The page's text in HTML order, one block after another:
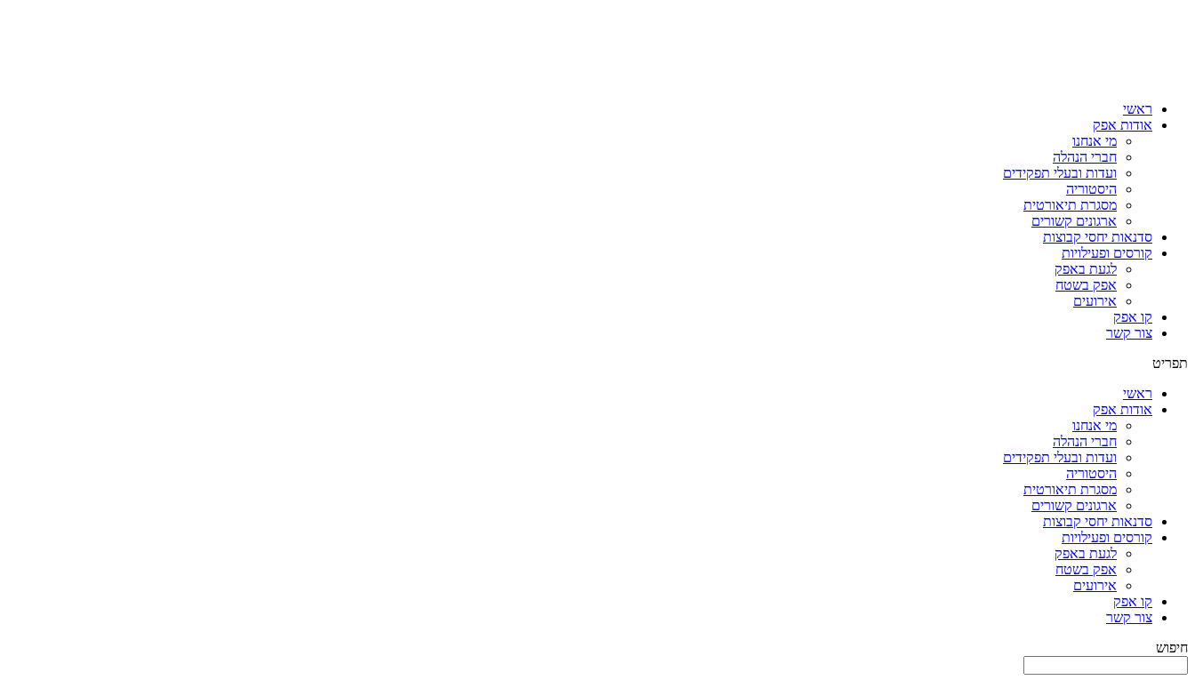
ראשי
אודות אפק
מי אנחנו
חברי הנהלה
ועדות ובעלי תפקידים
היסטוריה
מסגרת תיאורטית
ארגונים קשורים
סדנאות יחסי קבוצות
קורסים ופעילויות
לגעת באפק
אפק בשטח
אירועים
קו אפק
צור קשר
תפריט
ראשי
אודות אפק
מי אנחנו
חברי הנהלה
ועדות ובעלי תפקידים
היסטוריה
מסגרת תיאורטית
ארגונים קשורים
סדנאות יחסי קבוצות
קורסים ופעילויות
לגעת באפק
אפק בשטח
אירועים
קו אפק
צור קשר
חיפוש